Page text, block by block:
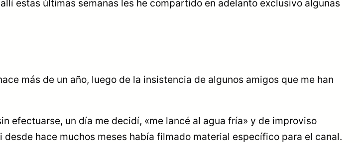
estas últimas semanas les he compartido en adelanto exclusivo algunas
más de un año, luego de la insistencia de algunos amigos que me han
efectuarse, un día me decidí, «me lancé al agua fría» y de improviso
hace muchos meses había filmado material específico para el canal.